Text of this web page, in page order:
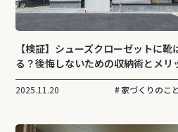
【検証】シューズクローゼットに靴
る？後悔しないための収納術とメリ
2025.11.20 家づくりのこと